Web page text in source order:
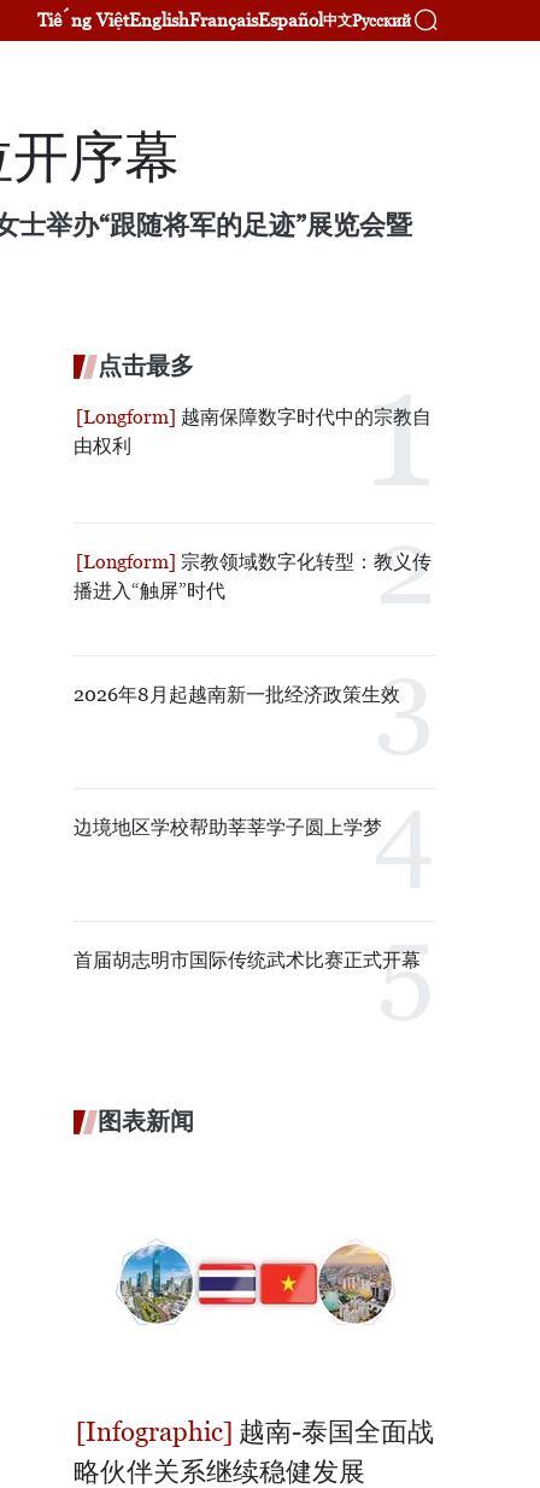
Tiếng ViệtEnglishFrançaisEspañol中文Русский
序幕
士举办“跟随将军的足迹”展览会暨
点击最多
越南保障数字时代中的宗教自
由权利
宗教领域数字化转型：教义传
播进入“触屏”时代
2026年8月起越南新一批经济政策生效
边境地区学校帮助莘莘学子圆上学梦
首届胡志明市国际传统武术比赛正式开幕
图表新闻
越南-泰国全面战
略伙伴关系继续稳健发展